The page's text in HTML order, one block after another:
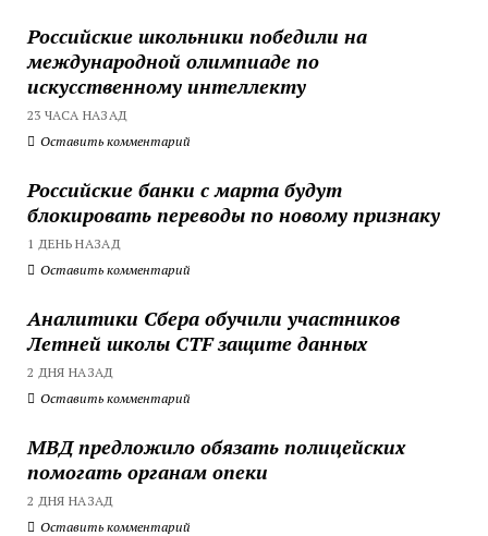
Российские школьники победили на
международной олимпиаде по
искусственному интеллекту
23 ЧАСА НАЗАД
Оставить комментарий
Российские банки с марта будут
блокировать переводы по новому признаку
1 ДЕНЬ НАЗАД
Оставить комментарий
Аналитики Сбера обучили участников
Летней школы CTF защите данных
2 ДНЯ НАЗАД
Оставить комментарий
МВД предложило обязать полицейских
помогать органам опеки
2 ДНЯ НАЗАД
Оставить комментарий